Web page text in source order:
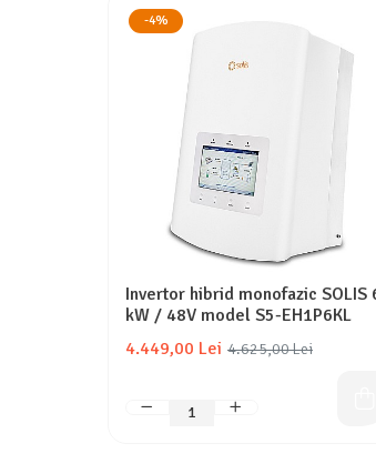
-4%
Invertor hibrid monofazic SOLIS 6
kW / 48V model S5-EH1P6KL
4.625,00 Lei
4.449,00 Lei